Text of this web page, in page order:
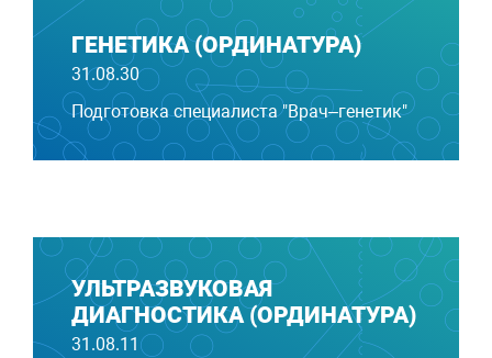
ГЕНЕТИКА (ОРДИНАТУРА)
31.08.30
Подготовка специалиста "Врач–генетик"
УЛЬТРАЗВУКОВАЯ
ДИАГНОСТИКА (ОРДИНАТУРА)
31.08.11